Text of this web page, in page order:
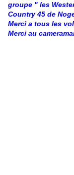
groupe " les
Country 45 de
Merci a tous les
Merci au